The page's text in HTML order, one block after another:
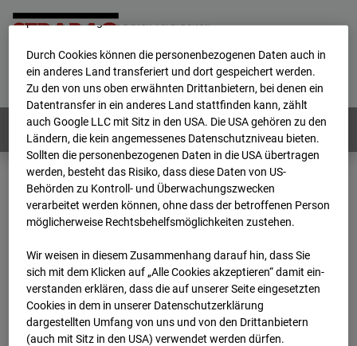
Home E-Mail Impressum
Login
Deutsch / English
Webcams: Alle Länder
Home
Deutschland
BC-120 - BV W2 Campus BT 1-3
Archiv
2025
08:35
BC-120 - BV W2
Campus BT 1-3
personenbezogene Daten verarbeitet.
Durch Cookies können die personenbezogenen Daten auch in
ein anderes Land transferiert und dort gespeichert werden.
Zu den von uns oben erwähnten Drittanbietern, bei denen ein
Datentransfer in ein anderes Land stattfinden kann, zählt
auch Google LLC mit Sitz in den USA. Die USA gehören zu den
Ländern, die kein angemessenes Datenschutzniveau bieten.
Sollten die personenbezogenen Daten in die USA übertragen
werden, besteht das Risiko, dass diese Daten von US-
Behörden zu Kontroll- und Überwachungszwecken
verarbeitet werden können, ohne dass der betroffenen Person
möglicherweise Rechtsbehelfsmöglichkeiten zustehen.
Wir weisen in diesem Zusammenhang darauf hin, dass Sie
sich mit dem Klicken auf „Alle Cookies akzeptieren“ damit ein­
ver­standen erklären, dass die auf unserer Seite eingesetzten
Cookies in dem in unserer Datenschutzerklärung
dargestellten Umfang von uns und von den Drittanbietern
(auch mit Sitz in den USA) verwendet werden dürfen.